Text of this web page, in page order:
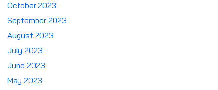
October 2023
September 2023
August 2023
July 2023
June 2023
May 2023